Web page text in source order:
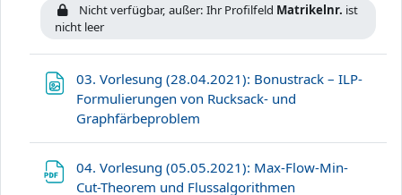
Nicht verfügbar, außer: Ihr Profilfeld Matrikelnr. ist
nicht leer
03. Vorlesung (28.04.2021): Bonustrack – ILP-
Formulierungen von Rucksack- und
Graphfärbeproblem
04. Vorlesung (05.05.2021): Max-Flow-Min-
Cut-Theorem und Flussalgorithmen